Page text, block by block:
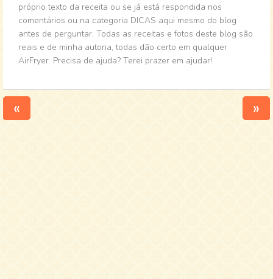
próprio texto da receita ou se já está respondida nos
comentários ou na categoria DICAS aqui mesmo do blog
antes de perguntar. Todas as receitas e fotos deste blog são
reais e de minha autoria, todas dão certo em qualquer
AirFryer. Precisa de ajuda? Terei prazer em ajudar!